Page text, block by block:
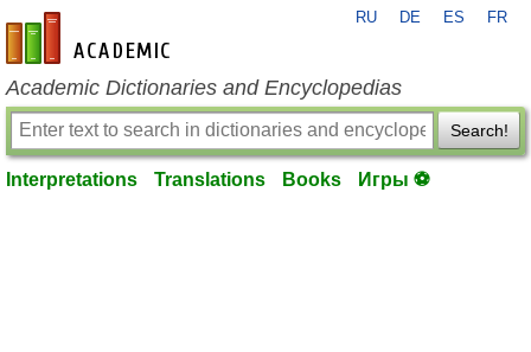
en-academic.com
RU DE ES FR
Academic Dictionaries and Encyclopedias
Search!
Interpretations Translations Books Игры ⚽